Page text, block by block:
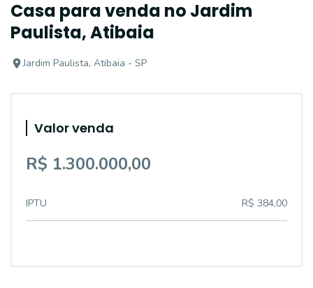
Casa para venda no Jardim
Paulista, Atibaia
Jardim Paulista, Atibaia - SP
Valor venda
R$ 1.300.000,00
IPTU R$ 384,00